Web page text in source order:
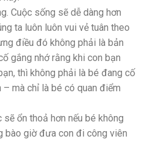
Cuộc sống sẽ dễ dàng hơn
ta luôn luôn vui vẻ tuân theo
điều đó không phải là bản
gắng nhớ rằng khi con bạn
thì không phải là bé đang cố
mà chỉ là bé có quan điểm
ổn thoả hơn nếu bé không
bào giờ đưa con đi công viên